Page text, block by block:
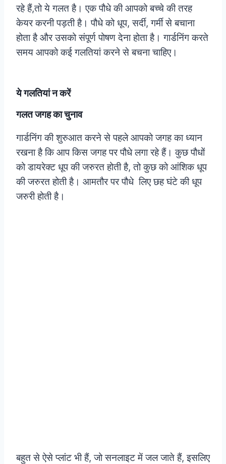
रहे हैं,तो ये गलत है। एक पौधे की आपको बच्चे की तरह
केयर करनी पड़ती है। पौधे को धूप, सर्दी, गर्मी से बचाना
होता है और उसको संपूर्ण पोषण देना होता है। गार्डनिंग करते
समय आपको कई गलतियां करने से बचना चाहिए।
ये गलतियां न करें
गलत जगह का चुनाव
गार्डनिंग की शुरुआत करने से पहले आपको जगह का ध्यान
रखना है कि आप किस जगह पर पौधे लगा रहे हैं। कुछ पौधों
को डायरेक्ट धूप की जरुरत होती है, तो कुछ को आंशिक धूप
की जरुरत होती है। आमतौर पर पौधे लिए छह घंटे की धूप
जरुरी होती है।
बहुत से ऐसे प्लांट भी हैं, जो सनलाइट में जल जाते हैं, इसलिए